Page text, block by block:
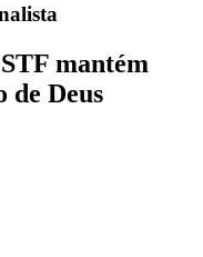
mantém
de Deus